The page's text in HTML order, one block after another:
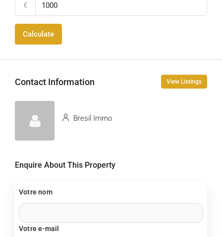
€
Calculate
Contact Information View Listings
Bresil Immo
Enquire About This Property
Votre nom
Votre e-mail